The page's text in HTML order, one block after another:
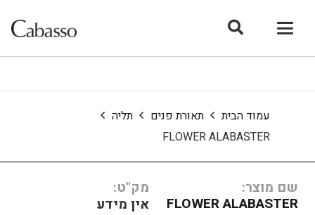
עמוד הבית תאורת פנים
תליה
FLOWER ALABASTER
שם מוצר:
FLOWER ALABASTER
מק"ט:
אין מידע